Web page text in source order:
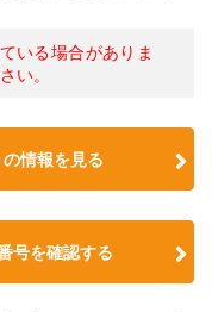
いる場合がありま
い。
情報を見る
号を確認する